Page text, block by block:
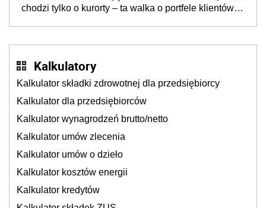
chodzi tylko o kurorty – ta walka o portfele klientów
Kalkulatory
Kalkulator składki zdrowotnej dla przedsiębiorcy
Kalkulator dla przedsiębiorców
Kalkulator wynagrodzeń brutto/netto
Kalkulator umów zlecenia
Kalkulator umów o dzieło
Kalkulator kosztów energii
Kalkulator kredytów